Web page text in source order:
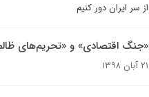
از سر ایران دور کنیم
«جنگ اقتصادی» و «تحریم‌های
۲۱ آبان ۱۳۹۸